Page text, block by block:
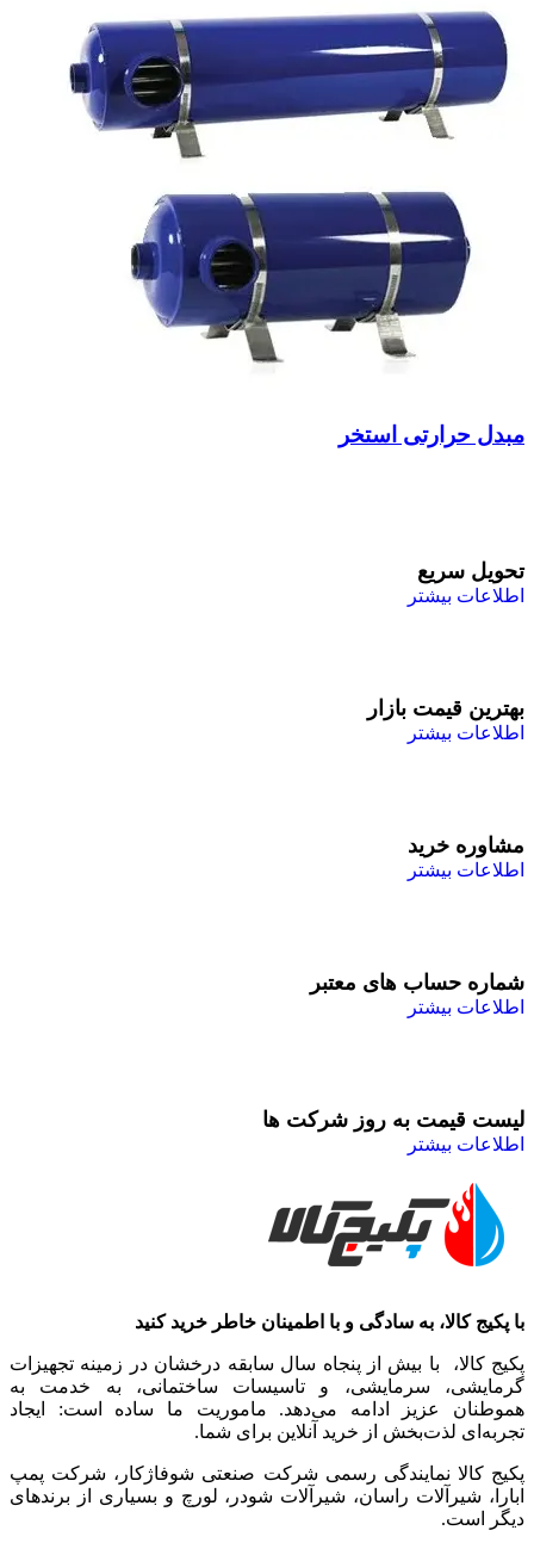
مبدل حرارتی استخر
تحویل سریع
اطلاعات بیشتر
بهترین قیمت بازار
اطلاعات بیشتر
مشاوره خرید
اطلاعات بیشتر
شماره حساب های معتبر
اطلاعات بیشتر
لیست قیمت به روز شرکت ها
اطلاعات بیشتر
با پکیج کالا، به سادگی و با اطمینان خاطر خرید کنید
پکیج کالا، با بیش از پنجاه سال سابقه درخشان در زمینه تجهیزات
گرمایشی، سرمایشی، و تاسیسات ساختمانی، به خدمت به
هموطنان عزیز ادامه می‌دهد. ماموریت ما ساده است: ایجاد
تجربه‌ای لذت‌بخش از خرید آنلاین برای شما.
پکیج کالا نمایندگی رسمی شرکت صنعتی شوفاژکار، شرکت پمپ
ابارا، شیرآلات راسان، شیرآلات شودر، لورچ و بسیاری از برندهای
دیگر است.